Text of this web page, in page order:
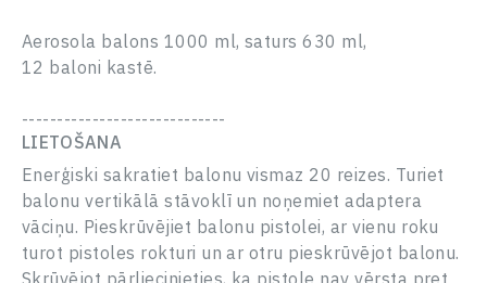
PIESLĒGTIES
E-pasts
JAUNS PASS
Aerosola balons 1000 ml, saturs 630 ml,
12 baloni kastē.
-----------------------------
LIETOŠANA
Enerģiski sakratiet balonu vismaz 20 reizes. Turiet
balonu vertikālā stāvoklī un noņemiet adaptera
vāciņu. Pieskrūvējiet balonu pistolei, ar vienu roku
turot pistoles rokturi un ar otru pieskrūvējot balonu.
Skrūvējot pārliecinieties, ka pistole nav vērsta pret
Tālruņa numurs*
PALDIES! JŪSU PIETEIKUMS IR
Mūsu menedžeris sazināsies ar jums viena darba
dienas laikā.